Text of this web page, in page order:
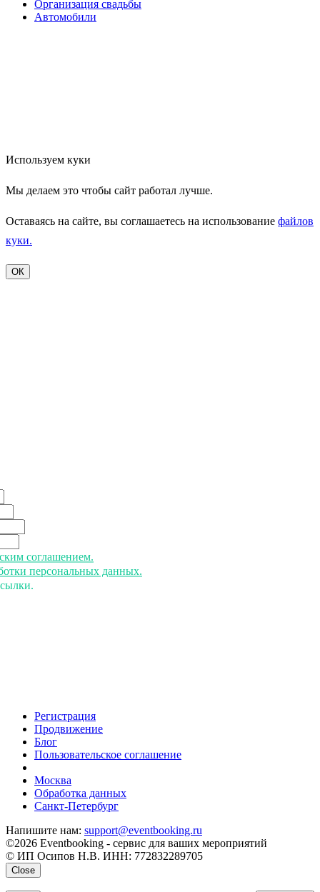
Организация свадьбы
Автомобили
Используем куки
Мы делаем это чтобы сайт работал лучше.
Оставаясь на сайте, вы соглашаетесь на использование файлов
куки.
ОК
соглашением.
персональных данных.
Регистрация
Продвижение
Блог
Пользовательское соглашение
Москва
Обработка данных
Санкт-Петербург
Напишите нам: support@eventbooking.ru
©2026 Eventbooking - сервис для ваших мероприятий
© ИП Осипов Н.В. ИНН: 772832289705
Close